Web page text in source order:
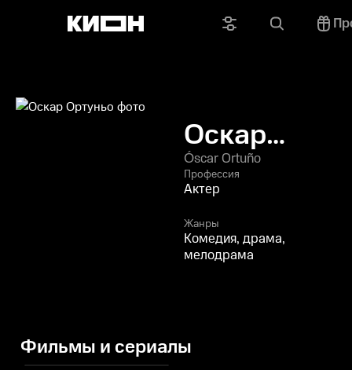
Оскар
Ортуньо
Óscar Ortuño
Профессия
Актер
Жанры
Комедия, драма,
мелодрама
Фильмы и сериалы